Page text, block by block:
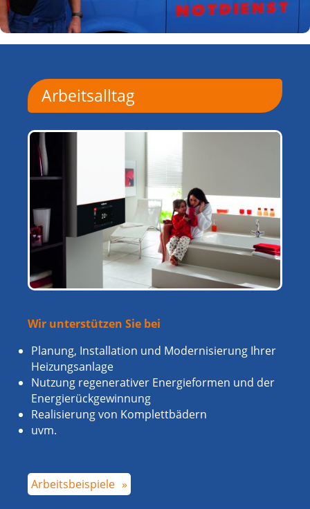
Arbeitsalltag
Wir unterstützen Sie bei
Planung, Installation und Modernisierung Ihrer
Heizungsanlage
Nutzung regenerativer Energie­formen und der
Energie­rückgewinnung
Realisierung von Komplettbädern
uvm.
Arbeitsbeispiele